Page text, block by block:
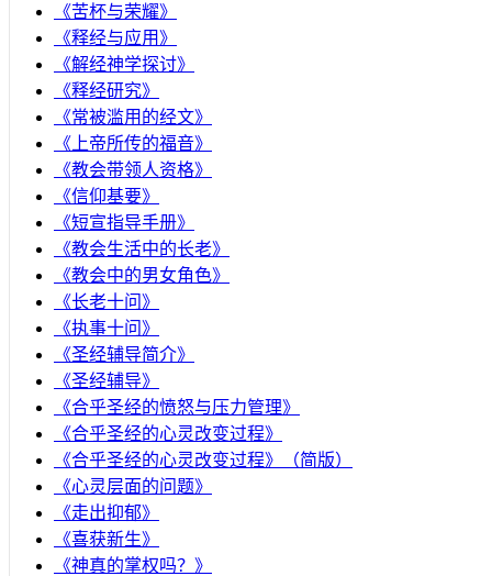
《苦杯与荣耀》
《释经与应用》
《解经神学探讨》
《释经研究》
《常被滥用的经文》
《上帝所传的福音》
《教会带领人资格》
《信仰基要》
《短宣指导手册》
《教会生活中的长老》
《教会中的男女角色》
《长老十问》
《执事十问》
《圣经辅导简介》
《圣经辅导》
​《合乎圣经的愤怒与压力管理》
《合乎圣经的心灵改变过程》
《合乎圣经的心灵改变过程》（简版）
《心灵层面的问题》
《走出抑郁》
《喜获新生》
《神真的掌权吗？》